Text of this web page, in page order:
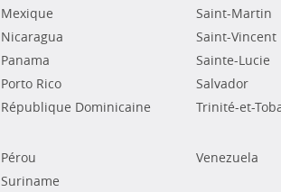
Mexique
Nicaragua
Panama
Porto Rico
République Dominicaine
Saint-Martin
Saint-Vincent
Sainte-Lucie
Salvador
Trinité-et-
Pérou
Suriname
Venezuela